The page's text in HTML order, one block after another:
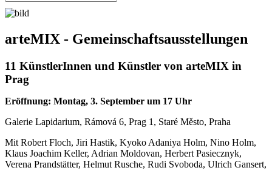
arteMIX - Gemeinschaftsausstellungen
11 KünstlerInnen und Künstler von arteMIX in
Prag
Eröffnung: Montag, 3. September um 17 Uhr
Galerie Lapidarium, Rámová 6, Prag 1, Staré Město, Praha
Mit Robert Floch, Jiri Hastik, Kyoko Adaniya Holm, Nino Holm,
Klaus Joachim Keller, Adrian Moldovan, Herbert Pasiecznyk,
Verena Prandstätter, Helmut Rusche, Rudi Svoboda, Ulrich Gansert,